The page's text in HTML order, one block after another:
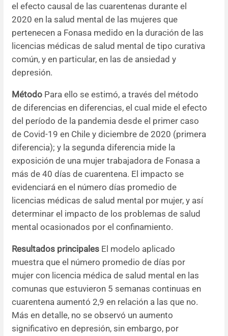
el efecto causal de las cuarentenas durante el
2020 en la salud mental de las mujeres que
pertenecen a Fonasa medido en la duración de las
licencias médicas de salud mental de tipo curativa
común, y en particular, en las de ansiedad y
depresión.
Método Para ello se estimó, a través del método
de diferencias en diferencias, el cual mide el efecto
del período de la pandemia desde el primer caso
de Covid-19 en Chile y diciembre de 2020 (primera
diferencia); y la segunda diferencia mide la
exposición de una mujer trabajadora de Fonasa a
más de 40 días de cuarentena. El impacto se
evidenciará en el número días promedio de
licencias médicas de salud mental por mujer, y así
determinar el impacto de los problemas de salud
mental ocasionados por el confinamiento.
Resultados principales El modelo aplicado
muestra que el número promedio de días por
mujer con licencia médica de salud mental en las
comunas que estuvieron 5 semanas continuas en
cuarentena aumentó 2,9 en relación a las que no.
Más en detalle, no se observó un aumento
significativo en depresión, sin embargo, por